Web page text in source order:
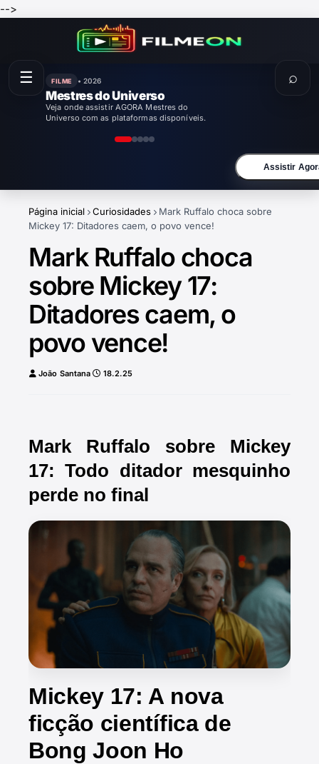
-->
FILME • 2026
Mestres do Universo
Veja onde assistir AGORA Mestres do
Universo com as plataformas disponíveis.
Assistir
Página inicial Curiosidades
Mark Ruffalo choca sobre
Mickey 17: Ditadores caem, o povo vence!
Mark Ruffalo choca
sobre Mickey 17:
Ditadores caem, o
povo vence!
João Santana 18.2.25
Mark Ruffalo sobre Mickey
17: Todo ditador mesquinho
perde no final
Mickey 17: A nova
ficção científica de
Bong Joon Ho
☰ ⌕